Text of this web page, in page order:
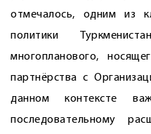
отмечалось, одним из
политики
многопланового,
партнёрства с
данном контексте
последовательному